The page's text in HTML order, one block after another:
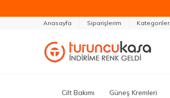
Anasayfa Siparişlerim Kategoriler
Cilt Bakımı Güneş Kremleri